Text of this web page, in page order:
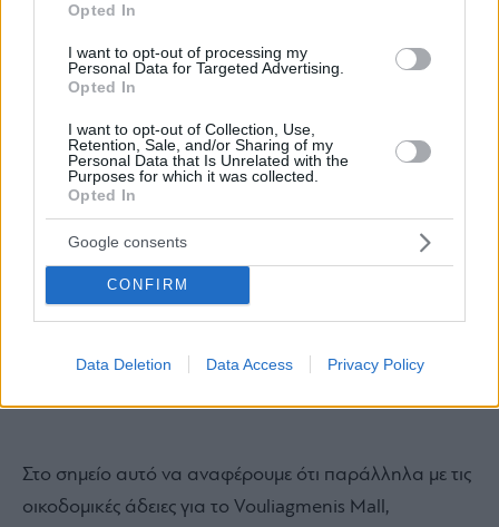
Opted In
I want to opt-out of processing my
Personal Data for Targeted Advertising.
Opted In
I want to opt-out of Collection, Use,
Retention, Sale, and/or Sharing of my
Personal Data that Is Unrelated with the
Purposes for which it was collected.
Opted In
Google consents
CONFIRM
Data Deletion Data Access Privacy Policy
το 70% της μεικτής εκμισθώσιμης επιφάνειας.
Στο σημείο αυτό να αναφέρουμε ότι παράλληλα με τις
οικοδομικές άδειες για το Vouliagmenis Mall,